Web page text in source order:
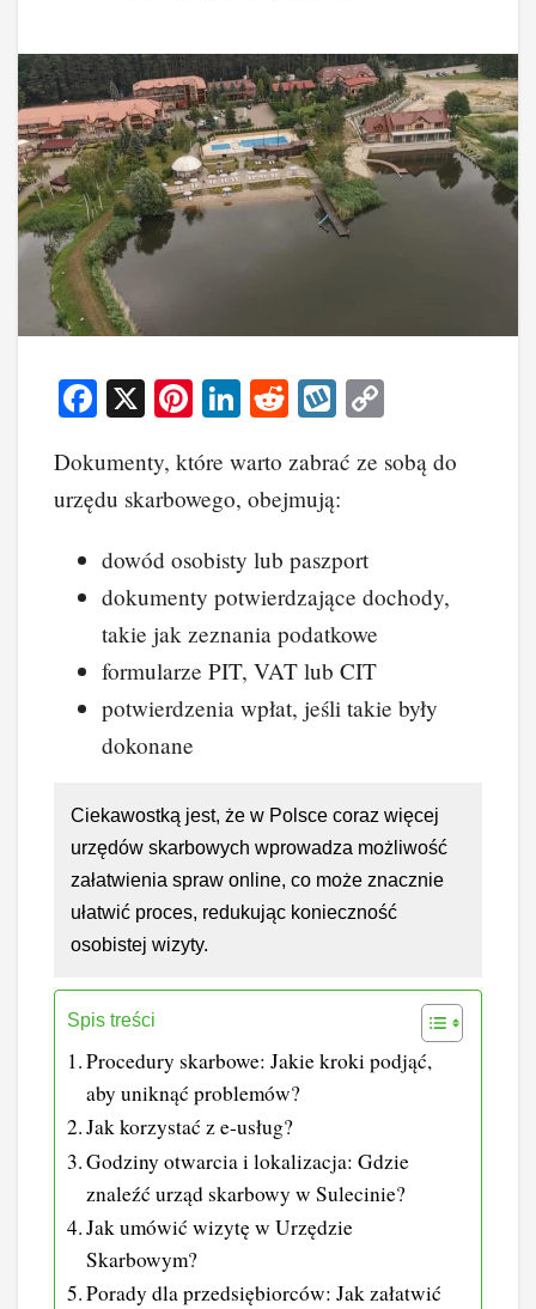
F
c
e
b
o
o
k
X
Pi
er
e
st
Li
k
e
dI
n
R
d
di
t
W
o
p
p
n
Dokumenty, które warto zabrać ze sobą do
urzędu skarbowego, obejmują:
dowód osobisty lub paszport
dokumenty potwierdzające dochody,
takie jak zeznania podatkowe
formularze PIT, VAT lub CIT
potwierdzenia wpłat, jeśli takie były
dokonane
Ciekawostką jest, że w Polsce coraz więcej
urzędów skarbowych wprowadza możliwość
załatwienia spraw online, co może znacznie
ułatwić proces, redukując konieczność
osobistej wizyty.
Spis treści
Procedury skarbowe: Jakie kroki podjąć,
aby uniknąć problemów?
Jak korzystać z e-usług?
Godziny otwarcia i lokalizacja: Gdzie
znaleźć urząd skarbowy w Sulecinie?
Jak umówić wizytę w Urzędzie
Skarbowym?
Porady dla przedsiębiorców: Jak załatwić